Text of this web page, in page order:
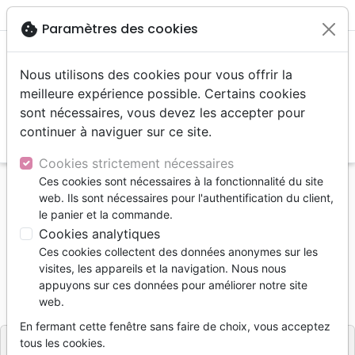
menu
Accueil Livres
Israël, Messianique
Beauté de la langue hébraique (La)
Beauté de la langue hébraique (La)
BLACKMAN Nathalie
RéférenceEMET4617 EAN9791097546175
Editeur Emeth Editions
cookie Paramètres des cookies
Nous utilisons des cookies pour vous offrir la
meilleure expérience possible. Certains cookies
sont nécessaires, vous devez les accepter pour
continuer à naviguer sur ce site.
Cookies strictement nécessaires
Ces cookies sont nécessaires à la fonctionnalité du site
web. Ils sont nécessaires pour l'authentification du client,
le panier et la commande.
Cookies analytiques
Ces cookies collectent des données anonymes sur les
visites, les appareils et la navigation. Nous nous
appuyons sur ces données pour améliorer notre site
web.
En fermant cette fenêtre sans faire de choix, vous acceptez
tous les cookies.